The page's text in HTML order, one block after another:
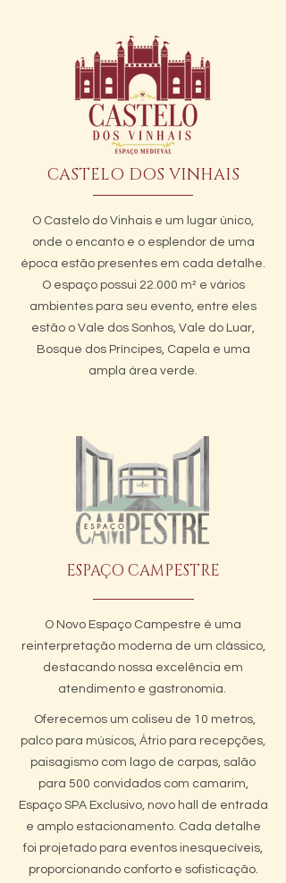
CASTELO DOS VINHAIS
O Castelo do Vinhais e um lugar único,
onde o encanto e o esplendor de uma
época estão presentes em cada detalhe.
O espaço possui 22.000 m² e vários
ambientes para seu evento, entre eles
estão o Vale dos Sonhos, Vale do Luar,
Bosque dos Príncipes, Capela e uma
ampla área verde.
ESPAÇO CAMPESTRE
O Novo Espaço Campestre é uma
reinterpretação moderna de um clássico,
destacando nossa excelência em
atendimento e gastronomia.
Oferecemos um coliseu de 10 metros,
palco para músicos, Átrio para recepções,
paisagismo com lago de carpas, salão
para 500 convidados com camarim,
Espaço SPA Exclusivo, novo hall de entrada
e amplo estacionamento. Cada detalhe
foi projetado para eventos inesquecíveis,
proporcionando conforto e sofisticação.